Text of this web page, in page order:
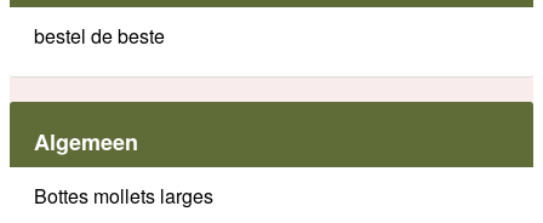
bestel de beste
Algemeen
Bottes mollets larges